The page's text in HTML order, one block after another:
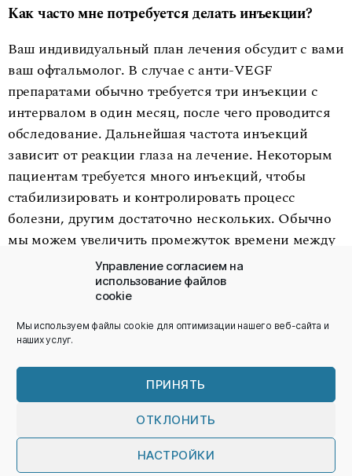
Управление согласием на
использование файлов
cookie
Мы используем файлы cookie для оптимизации нашего веб-сайта и
наших услуг.
ПРИНЯТЬ
ОТКЛОНИТЬ
НАСТРОЙКИ
Как часто мне потребуется делать инъекции?
Ваш индивидуальный план лечения обсудит с вами
ваш офтальмолог. В случае с анти-VEGF
препаратами обычно требуется три инъекции с
интервалом в один месяц, после чего проводится
обследование. Дальнейшая частота инъекций
зависит от реакции глаза на лечение. Некоторым
пациентам требуется много инъекций, чтобы
стабилизировать и контролировать процесс
болезни, другим достаточно нескольких. Обычно
мы можем увеличить промежуток времени между
инъекциями по мере продвижения лечения.
Условия
Конфиденциальность